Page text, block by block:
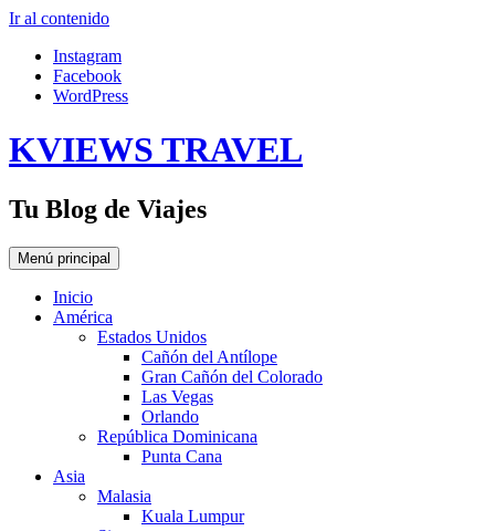
Ir al contenido
Instagram
Facebook
WordPress
KVIEWS TRAVEL
Tu Blog de Viajes
Menú principal
Inicio
América
Estados Unidos
Cañón del Antílope
Gran Cañón del Colorado
Las Vegas
Orlando
República Dominicana
Punta Cana
Asia
Malasia
Kuala Lumpur